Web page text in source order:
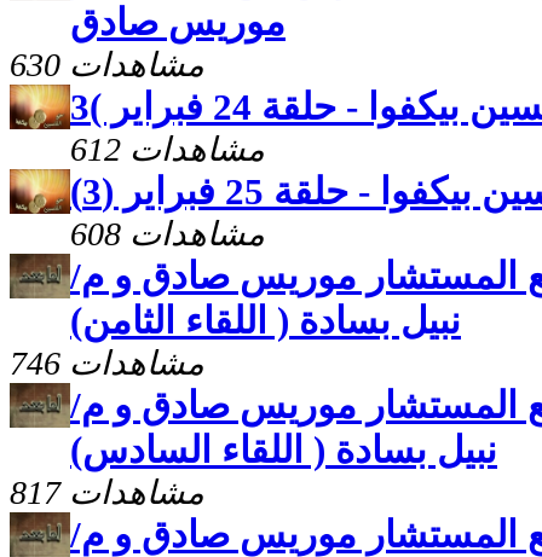
موريس صادق
630 مشاهدات
612 مشاهدات
- حلقة 25 فبراير (3)
608 مشاهدات
المستشار موريس صادق و م/
نبيل بسادة ( اللقاء الثامن)
746 مشاهدات
المستشار موريس صادق و م/
نبيل بسادة ( اللقاء السادس)
817 مشاهدات
المستشار موريس صادق و م/